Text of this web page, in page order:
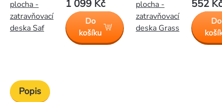
plocha -
zatravňovací
deska Saf
1 099 Kč
Do
košíku
plocha -
zatravňovací
deska Grass
552 Kč
Do
Popis